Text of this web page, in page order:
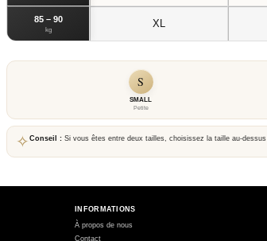
85 – 90
kg
XL
S
SMALL
Petite
✧ Conseil : Si vous êtes entre deux tailles, choisissez la taille au-
INFORMATIONS
À propos de nous
Contact